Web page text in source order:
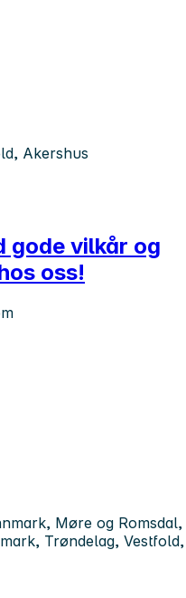
Akershus
gode vilkår og
oss!
Møre og Romsdal,
Trøndelag, Vestfold,